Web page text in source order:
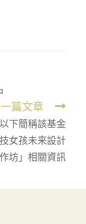
篇文章
下簡稱該基金
女孩未来設計
坊」相關資訊